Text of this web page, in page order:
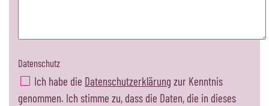
Datenschutz
Ich habe die Datenschutzerklärung zur Kenntnis
genommen. Ich stimme zu, dass die Daten, die in dieses